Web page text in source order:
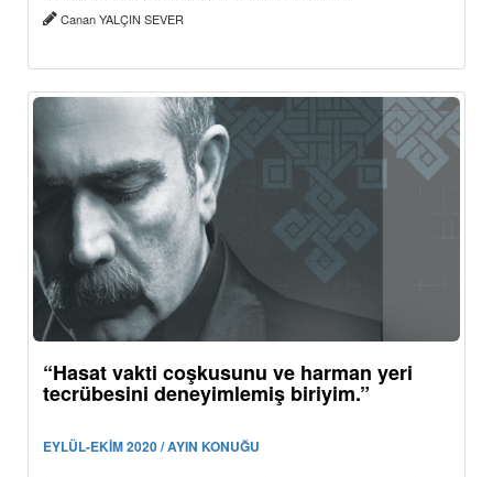
Canan YALÇIN SEVER
“Hasat vakti coşkusunu ve harman yeri
tecrübesini deneyimlemiş biriyim.”
EYLÜL-EKİM 2020 / AYIN KONUĞU